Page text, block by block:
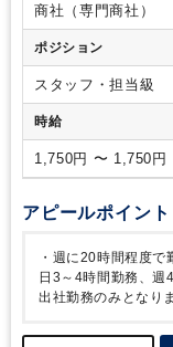
商社（専門商社）
ポジション
スタッフ・担当級
時給
1,750円 〜 1,750円
アピールポイント
・週に20時間程度で
日3～4時間勤務、週
出社勤務のみとなり
する想定です。・海